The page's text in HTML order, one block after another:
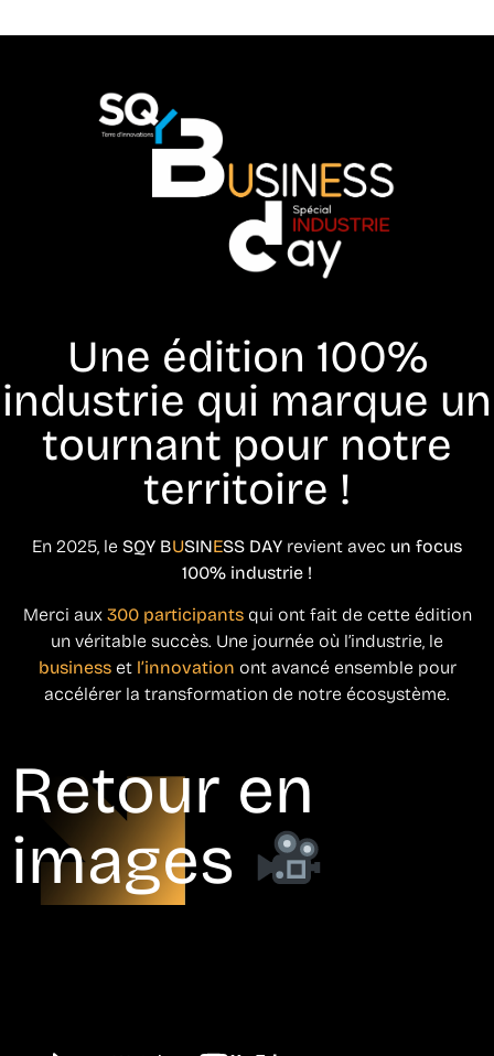
Une édition 100%
industrie qui marque un
tournant pour notre
territoire !
En 2025, le SQY BUSINESS DAY revient avec un focus
100% industrie !
Merci aux 300 participantsqui ont fait de cette édition
un véritable succès. Une journée où l’industrie, le
businesset l’innovation ont avancé ensemble pour
accélérer la transformation de notre écosystème.
Retour en
images